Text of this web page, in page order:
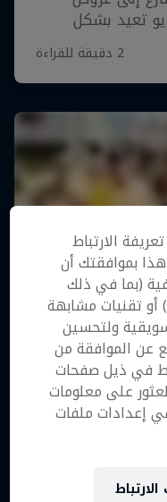
الارتباط
هذا بموافقتك أن
(بما في ذلك
تقنيات مشابهة
ولتحسين
عن الموافقة من
في ذيل صفحات
على معلومات
إعدادات ملفات